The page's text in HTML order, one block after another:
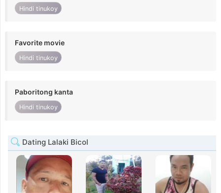
Hindi tinukoy
Favorite movie
Hindi tinukoy
Paboritong kanta
Hindi tinukoy
Dating Lalaki Bicol